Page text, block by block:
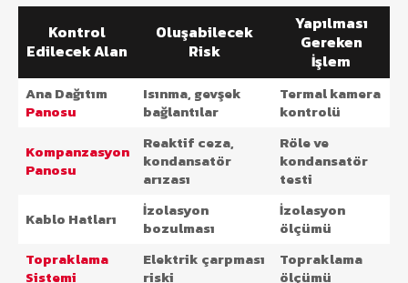
Kontrol
Edilecek Alan
Oluşabilecek
Risk
Yapılması
Gereken
İşlem
Ana Dağıtım
Panosu
Isınma, gevşek
bağlantılar
Termal kamera
kontrolü
Kompanzasyon
Panosu
Reaktif ceza,
kondansatör
arızası
Röle ve
kondansatör
testi
Kablo Hatları
İzolasyon
bozulması
İzolasyon
ölçümü
Topraklama
Sistemi
Elektrik çarpması
riski
Topraklama
ölçümü